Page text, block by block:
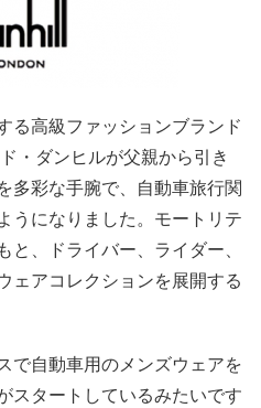
る高級ファッションブランド
・ダンヒルが父親から引き
多彩な手腕で、自動車旅行関
うになりました。モートリテ
、ドライバー、ライダー、
ェアコレクションを展開する
で自動車用のメンズウェアを
スタートしているみたいです